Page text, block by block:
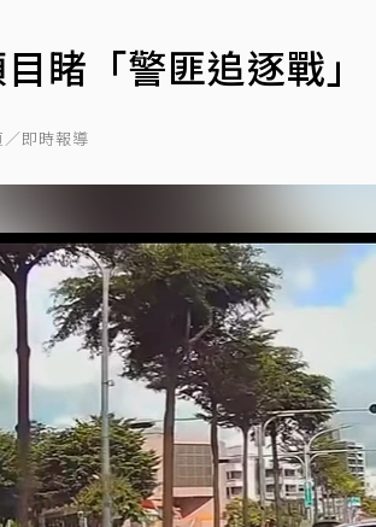
睹「警匪追逐戰
即時報導